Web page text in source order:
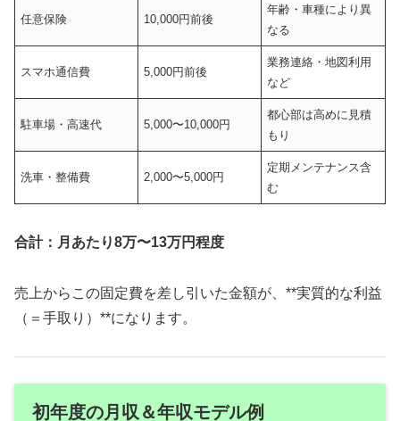
任意保険 10,000円前後
年齢・車種により異
なる
スマホ通信費 5,000円前後
業務連絡・地図利用
など
駐車場・高速代 5,000〜10,000円
都心部は高めに見積
もり
洗車・整備費 2,000〜5,000円
定期メンテナンス含
む
合計：月あたり8万〜13万円程度
売上からこの固定費を差し引いた金額が、**実質的な利益
（＝手取り）**になります。
初年度の月収＆年収モデル例